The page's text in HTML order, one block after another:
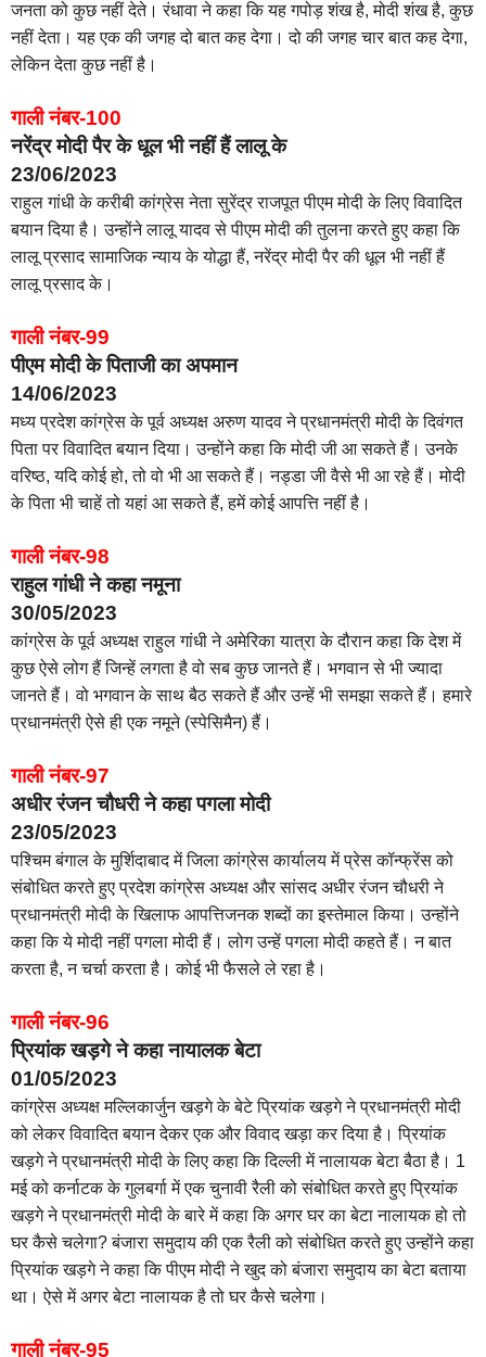
जनता को कुछ नहीं देते। रंधावा ने कहा कि यह गपोड़ शंख है, मोदी शंख है, कुछ
नहीं देता। यह एक की जगह दो बात कह देगा। दो की जगह चार बात कह देगा,
लेकिन देता कुछ नहीं है।
गाली नंबर-100
नरेंद्र मोदी पैर के धूल भी नहीं हैं लालू के
23/06/2023
राहुल गांधी के करीबी कांग्रेस नेता सुरेंद्र राजपूत पीएम मोदी के लिए विवादित
बयान दिया है। उन्होंने लालू यादव से पीएम मोदी की तुलना करते हुए कहा कि
लालू प्रसाद सामाजिक न्याय के योद्धा हैं, नरेंद्र मोदी पैर की धूल भी नहीं हैं
लालू प्रसाद के।
गाली नंबर-99
पीएम मोदी के पिताजी का अपमान
14/06/2023
मध्य प्रदेश कांग्रेस के पूर्व अध्यक्ष अरुण यादव ने प्रधानमंत्री मोदी के दिवंगत
पिता पर विवादित बयान दिया। उन्होंने कहा कि मोदी जी आ सकते हैं। उनके
वरिष्ठ, यदि कोई हो, तो वो भी आ सकते हैं। नड्डा जी वैसे भी आ रहे हैं। मोदी
के पिता भी चाहें तो यहां आ सकते हैं, हमें कोई आपत्ति नहीं है।
गाली नंबर-98
राहुल गांधी ने कहा नमूना
30/05/2023
कांग्रेस के पूर्व अध्यक्ष राहुल गांधी ने अमेरिका यात्रा के दौरान कहा कि देश में
कुछ ऐसे लोग हैं जिन्हें लगता है वो सब कुछ जानते हैं। भगवान से भी ज्यादा
जानते हैं। वो भगवान के साथ बैठ सकते हैं और उन्हें भी समझा सकते हैं। हमारे
प्रधानमंत्री ऐसे ही एक नमूने (स्पेसिमैन) हैं।
गाली नंबर-97
अधीर रंजन चौधरी ने कहा पगला मोदी
23/05/2023
पश्चिम बंगाल के मुर्शिदाबाद में जिला कांग्रेस कार्यालय में प्रेस कॉन्फ्रेंस को
संबोधित करते हुए प्रदेश कांग्रेस अध्यक्ष और सांसद अधीर रंजन चौधरी ने
प्रधानमंत्री मोदी के खिलाफ आपत्तिजनक शब्दों का इस्तेमाल किया। उन्होंने
कहा कि ये मोदी नहीं पगला मोदी हैं। लोग उन्हें पगला मोदी कहते हैं। न बात
करता है, न चर्चा करता है। कोई भी फैसले ले रहा है।
गाली नंबर-96
प्रियांक खड़गे ने कहा नायालक बेटा
01/05/2023
कांग्रेस अध्यक्ष मल्लिकार्जुन खड़गे के बेटे प्रियांक खड़गे ने प्रधानमंत्री मोदी
को लेकर विवादित बयान देकर एक और विवाद खड़ा कर दिया है। प्रियांक
खड़गे ने प्रधानमंत्री मोदी के लिए कहा कि दिल्ली में नालायक बेटा बैठा है। 1
मई को कर्नाटक के गुलबर्गा में एक चुनावी रैली को संबोधित करते हुए प्रियांक
खड़गे ने प्रधानमंत्री मोदी के बारे में कहा कि अगर घर का बेटा नालायक हो तो
घर कैसे चलेगा? बंजारा समुदाय की एक रैली को संबोधित करते हुए उन्होंने कहा
प्रियांक खड़गे ने कहा कि पीएम मोदी ने खुद को बंजारा समुदाय का बेटा बताया
था। ऐसे में अगर बेटा नालायक है तो घर कैसे चलेगा।
गाली नंबर-95